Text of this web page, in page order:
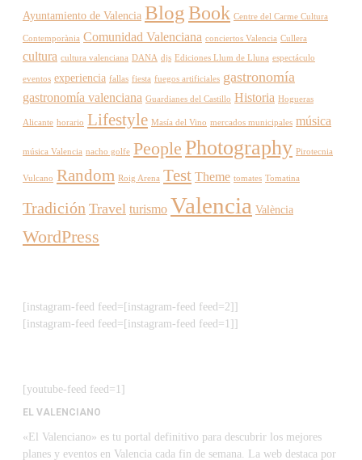
Ayuntamiento de Valencia BlogBook Centre del Carme Cultura
Contemporània Comunidad Valenciana conciertos Valencia Cullera
cultura cultura valenciana DANA djs Ediciones Llum de Lluna espectáculo
eventos experiencia fallas fiesta fuegos artificiales gastronomía
gastronomía valenciana Guardianes del Castillo Historia Hogueras
Alicante horario Lifestyle Masía del Vino mercados municipales música
música Valencia nacho golfe People Photography Pirotecnia
Vulcano Random Roig Arena Test Theme tomates Tomatina
Tradición Travel turismo Valencia València
WordPress
[instagram-feed feed=[instagram-feed feed=2]]
[instagram-feed feed=[instagram-feed feed=1]]
[youtube-feed feed=1]
EL VALENCIANO
«El Valenciano» es tu portal definitivo para descubrir los mejores
planes y eventos en Valencia cada fin de semana. La web destaca por